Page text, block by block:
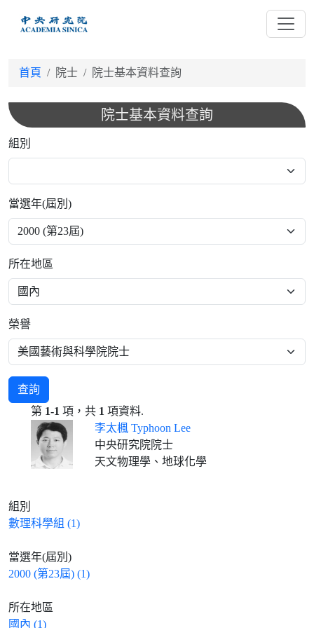
首頁 院士 院士基本資料查詢
院士基本資料查詢
組別
當選年(屆別)
所在地區
榮譽
查詢
第 1-1 項，共 1 項資料.
李太楓 Typhoon Lee
中央研究院院士
天文物理學、地球化學
組別
數理科學組 (1)
當選年(屆別)
2000 (第23屆) (1)
所在地區
國內 (1)